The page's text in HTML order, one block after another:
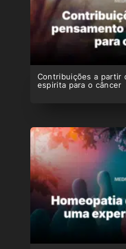
Contribuições a partir
espirita para o câncer